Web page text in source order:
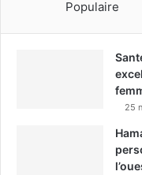
Populaire
25